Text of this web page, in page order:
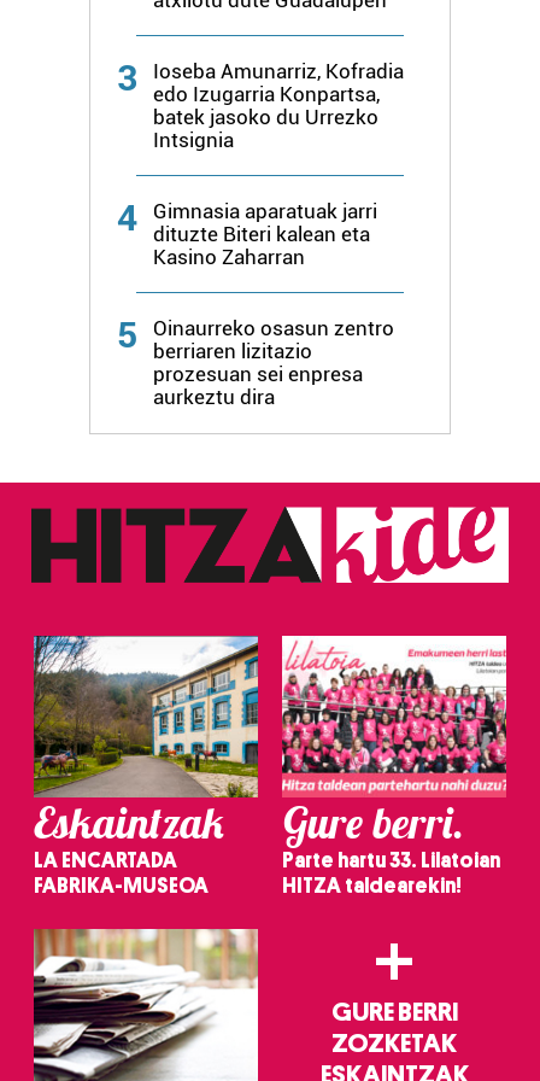
3
Ioseba Amunarriz, Kofradia
edo Izugarria Konpartsa,
batek jasoko du Urrezko
Intsignia
4
Gimnasia aparatuak jarri
dituzte Biteri kalean eta
Kasino Zaharran
5
Oinaurreko osasun zentro
berriaren lizitazio
prozesuan sei enpresa
aurkeztu dira
Eskaintzak
LA ENCARTADA
FABRIKA-MUSEOA
Gure berri.
Parte hartu 33. Lilatoian
HITZA taldearekin!
+
GURE BERRI
ZOZKETAK
ESKAINTZAK